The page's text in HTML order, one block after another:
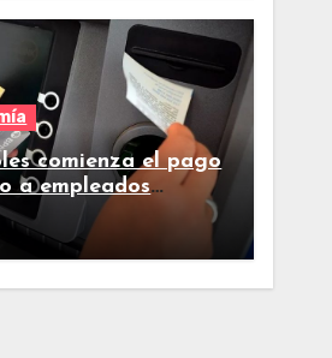
comienza el pago
a empleados